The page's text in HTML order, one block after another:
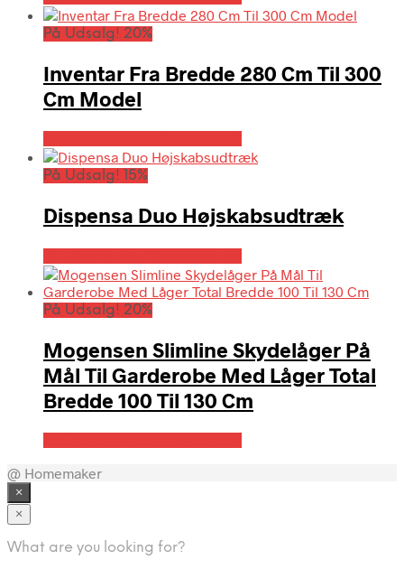
På Udsalg! 20%
Inventar Fra Bredde 280 Cm Til 300
Cm Model
På Udsalg! 15%
Dispensa Duo Højskabsudtræk
På Udsalg! 20%
Mogensen Slimline Skydelåger På
Mål Til Garderobe Med Låger Total
Bredde 100 Til 130 Cm
@ Homemaker
×
×
What are you looking for?